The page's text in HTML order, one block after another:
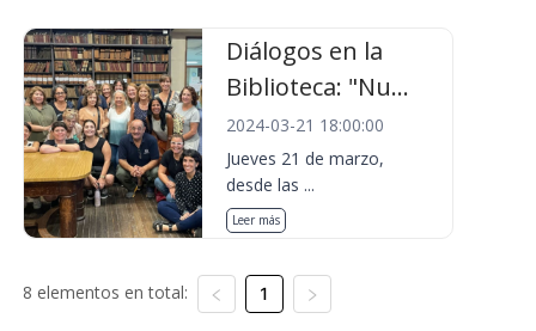
Diálogos en la
Biblioteca: "Nu...
2024-03-21 18:00:00
Jueves 21 de marzo,
desde las ...
Leer más
8 elementos en total: 1